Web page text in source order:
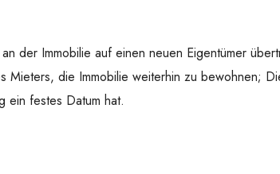
der Immobilie auf einen neuen Eigentümer
Mieters, die Immobilie weiterhin zu bewohnen;
ein festes Datum hat.